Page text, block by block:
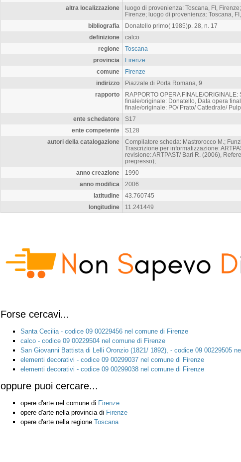
altra localizzazione
luogo di provenienza: Toscana, FI,
Firenze; luogo di provenienza: Toscana,
bibliografia
Donatello primo( 1985)p. 28, n. 17
definizione
calco
regione
Toscana
provincia
Firenze
comune
Firenze
indirizzo
Piazzale di Porta Romana, 9
rapporto
RAPPORTO OPERA FINALE/
finale/originale: Donatello, Data opera
finale/originale: PO/ Prato/ Cattedrale/
ente schedatore
S17
ente competente
S128
autori della catalogazione
Compilatore scheda: Mastrorocco M.;
Trascrizione per informatizzazione:
revisione: ARTPAST/ Bari R. (2006),
pregresso);
anno creazione
1990
anno modifica
2006
latitudine
43.760745
longitudine
11.241449
Forse cercavi...
Santa Cecilia - codice 09 00229456 nel comune di Firenze
calco - codice 09 00229504 nel comune di Firenze
San Giovanni Battista di Lelli Oronzio (1821/ 1892), - codice 09 00229505
elementi decorativi - codice 09 00299037 nel comune di Firenze
elementi decorativi - codice 09 00299038 nel comune di Firenze
oppure puoi cercare...
opere d'arte nel comune di Firenze
opere d'arte nella provincia di Firenze
opere d'arte nella regione Toscana